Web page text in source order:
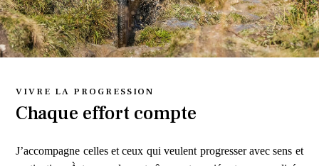
VIVRE LA PROGRESSION
Chaque effort compte
J’accompagne celles et ceux qui veulent progresser avec sens et